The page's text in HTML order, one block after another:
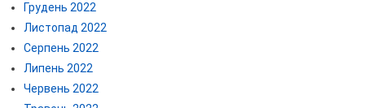
Грудень 2022
Листопад 2022
Серпень 2022
Липень 2022
Червень 2022